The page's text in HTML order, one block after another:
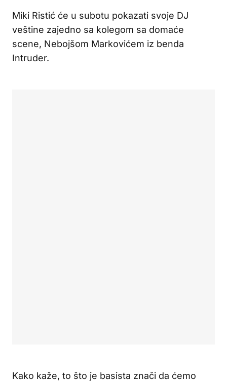
Miki Ristić će u subotu pokazati svoje DJ
veštine zajedno sa kolegom sa domaće
scene, Nebojšom Markovićem iz benda
Intruder.
Kako kaže, to što je basista znači da ćemo